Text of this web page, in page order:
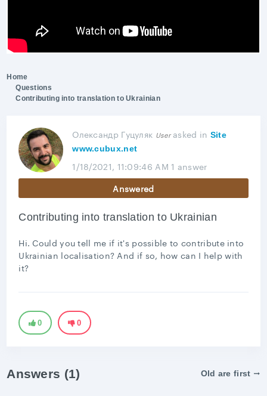
Home
Questions
Contributing into translation to Ukrainian
Олександр Гуцуляк User asked in Site
www.cubux.net
1/18/2021, 11:09:46 AM 1 answer
Answered
Contributing into translation to Ukrainian
Hi. Could you tell me if it's possible to contribute into
Ukrainian localisation? And if so, how can I help with
it?
0 0
Answers (1) Old are first